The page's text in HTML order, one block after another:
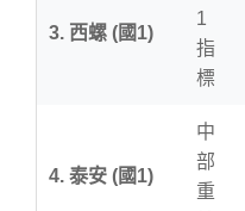
3. 西螺 (國1)
1
指
標
4. 泰安 (國1)
中
部
重